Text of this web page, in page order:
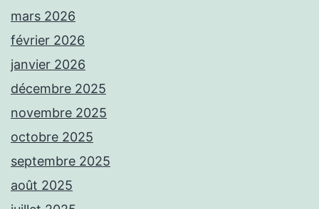
mars 2026
février 2026
janvier 2026
décembre 2025
novembre 2025
octobre 2025
septembre 2025
août 2025